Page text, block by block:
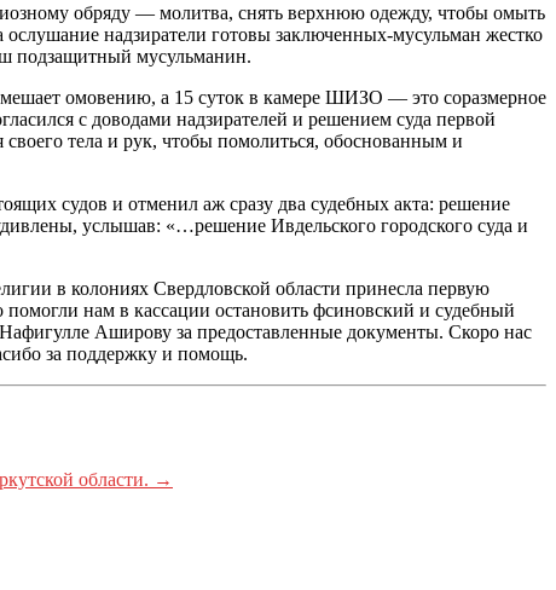
обряду — молитва, снять верхнюю одежду, чтобы омыть
надзиратели готовы заключенных-мусульман жестко
подзащитный мусульманин.
мешает омовению, а 15 суток в камере ШИЗО — это соразмерное
с доводами надзирателей и решением суда первой
тела и рук, чтобы помолиться, обоснованным и
судов и отменил аж сразу два судебных акта: решение
услышав: «…решение Ивдельского городского суда и
в колониях Свердловской области принесла первую
помогли нам в кассации остановить фсиновский и судебный
Аширову за предоставленные документы. Скоро нас
за поддержку и помощь.
области. →